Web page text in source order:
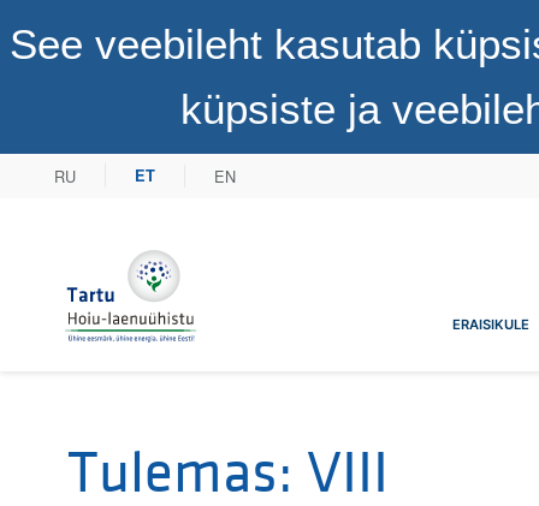
See veebileht kasutab
küpsiste ja
RU ET EN
Tartu Hoiu-laenuühistuERAISIKULE
Tulemas: VIII